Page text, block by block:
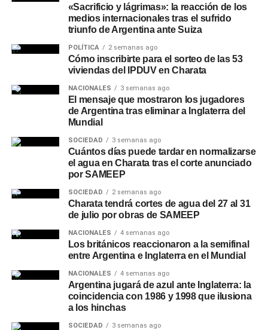
«Sacrificio y lágrimas»: la reacción de los
medios internacionales tras el sufrido
triunfo de Argentina ante Suiza
POLÍTICA 2 semanas ago
Cómo inscribirte para el sorteo de las 53
viviendas del IPDUV en Charata
NACIONALES 3 semanas ago
El mensaje que mostraron los jugadores
de Argentina tras eliminar a Inglaterra del
Mundial
SOCIEDAD 3 semanas ago
Cuántos días puede tardar en normalizarse
el agua en Charata tras el corte anunciado
por SAMEEP
SOCIEDAD 2 semanas ago
Charata tendrá cortes de agua del 27 al 31
de julio por obras de SAMEEP
NACIONALES 4 semanas ago
Los británicos reaccionaron a la semifinal
entre Argentina e Inglaterra en el Mundial
NACIONALES 4 semanas ago
Argentina jugará de azul ante Inglaterra: la
coincidencia con 1986 y 1998 que ilusiona
a los hinchas
SOCIEDAD 3 semanas ago